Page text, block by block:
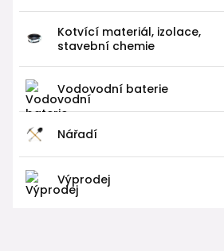
Kotvící materiál, izolace,
stavební chemie
Vodovodní baterie
Nářadí
Výprodej